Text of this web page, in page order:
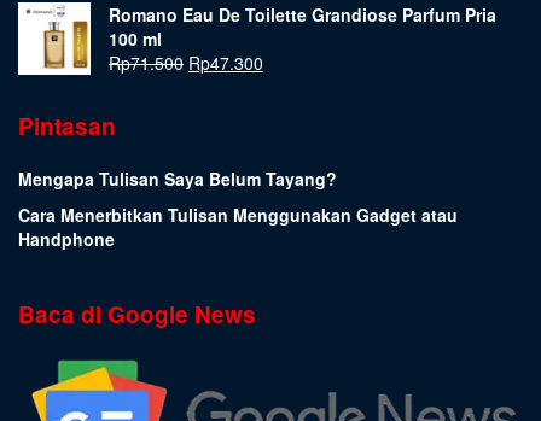
Romano Eau De Toilette Grandiose Parfum Pria
100 ml
Rp71.500 Rp47.300
Pintasan
Mengapa Tulisan Saya Belum Tayang?
Cara Menerbitkan Tulisan Menggunakan Gadget atau
Handphone
Baca di Google News